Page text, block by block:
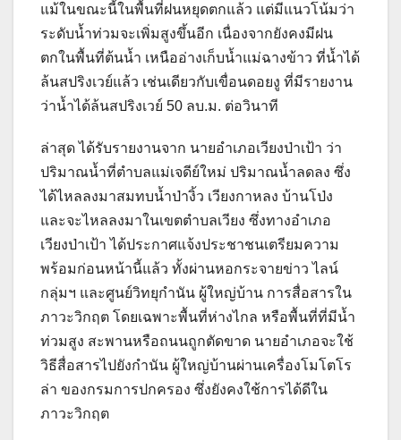
แม้ในขณะนี้ในพื้นที่ฝนหยุดตกแล้ว แต่มีแนวโน้มว่า
ระดับน้ำท่วมจะเพิ่มสูงขึ้นอีก เนื่องจากยังคงมีฝน
ตกในพื้นที่ต้นน้ำ เหนืออ่างเก็บน้ำแม่ฉางข้าว ที่น้ำได้
ล้นสปริงเวย์แล้ว เช่นเดียวกับเขื่อนดอยงู ที่มีรายงาน
ว่าน้ำได้ล้นสปริงเวย์ 50 ลบ.ม. ต่อวินาที
ล่าสุด ได้รับรายงานจาก นายอำเภอเวียงป่าเป้า ว่า
ปริมาณน้ำที่ตำบลแม่เจดีย์ใหม่ ปริมาณน้ำลดลง ซึ่ง
ได้ไหลลงมาสมทบน้ำป่างิ้ว เวียงกาหลง บ้านโป่ง
และจะไหลลงมาในเขตตำบลเวียง ซึ่งทางอำเภอ
เวียงป่าเป้า ได้ประกาศแจ้งประชาชนเตรียมความ
พร้อมก่อนหน้านี้แล้ว ทั้งผ่านหอกระจายข่าว ไลน์
กลุ่มฯ และศูนย์วิทยุกำนัน ผู้ใหญ่บ้าน การสื่อสารใน
ภาวะวิกฤต โดยเฉพาะพื้นที่ห่างไกล หรือพื้นที่ที่มีน้ำ
ท่วมสูง สะพานหรือถนนถูกตัดขาด นายอำเภอจะใช้
วิธีสื่อสารไปยังกำนัน ผู้ใหญ่บ้านผ่านเครื่องโมโตโร
ล่า ของกรมการปกครอง ซึ่งยังคงใช้การได้ดีใน
ภาวะวิกฤต